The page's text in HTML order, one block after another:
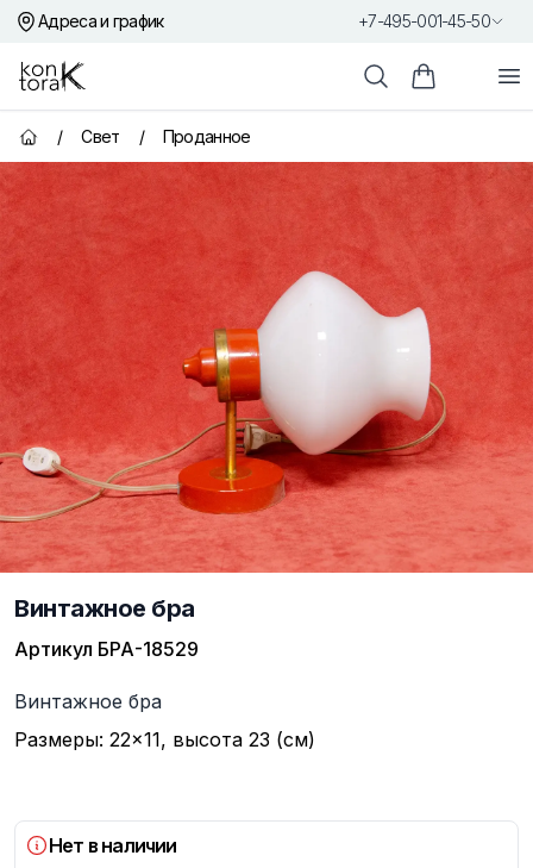
Адреса и график +7-495-001-45-50
Контора К
ПоискКорзина
Главная страница
/ Свет / Проданное
Винтажное бра
Артикул БРА-18529
Описание
Винтажное бра
Размеры: 22×11, высота 23 (см)
Нет в наличии